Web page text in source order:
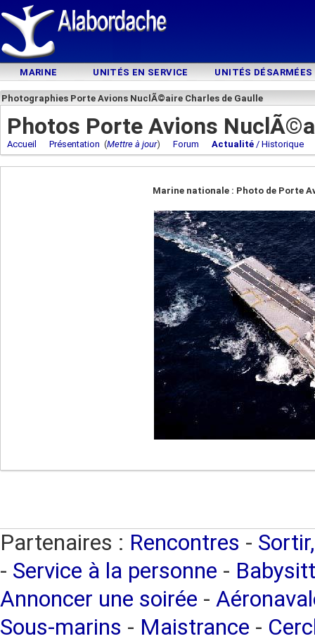
MARINE UNITÉS EN SERVICE UNITÉS DÉSARMÉES
Photographies Porte Avions NuclÃ©aire Charles de Gaulle
Photos Porte Avions
Accueil Présentation (Mettre à jour) Forum Actualité / Historique
Marine nationale : Photo de Porte
Partenaires : Rencontres -
- Service à la personne -
Annoncer une soirée -
Sous-marins - Maistrance -